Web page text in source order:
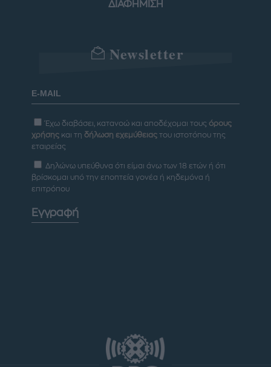
ΔΙΑΦΗΜΙΣΗ
Newsletter
Έχω διαβάσει, κατανοώ και αποδέχομαι τους όρους
χρήσης και τη δήλωση εχεμύθειας του ιστοτόπου της
εταιρείας
Δηλώνω υπεύθυνα ότι είμαι άνω των 18 ετών ή ότι
βρίσκομαι υπό την εποπτεία γονέα ή κηδεμόνα ή
επιτρόπου
Εγγραφή